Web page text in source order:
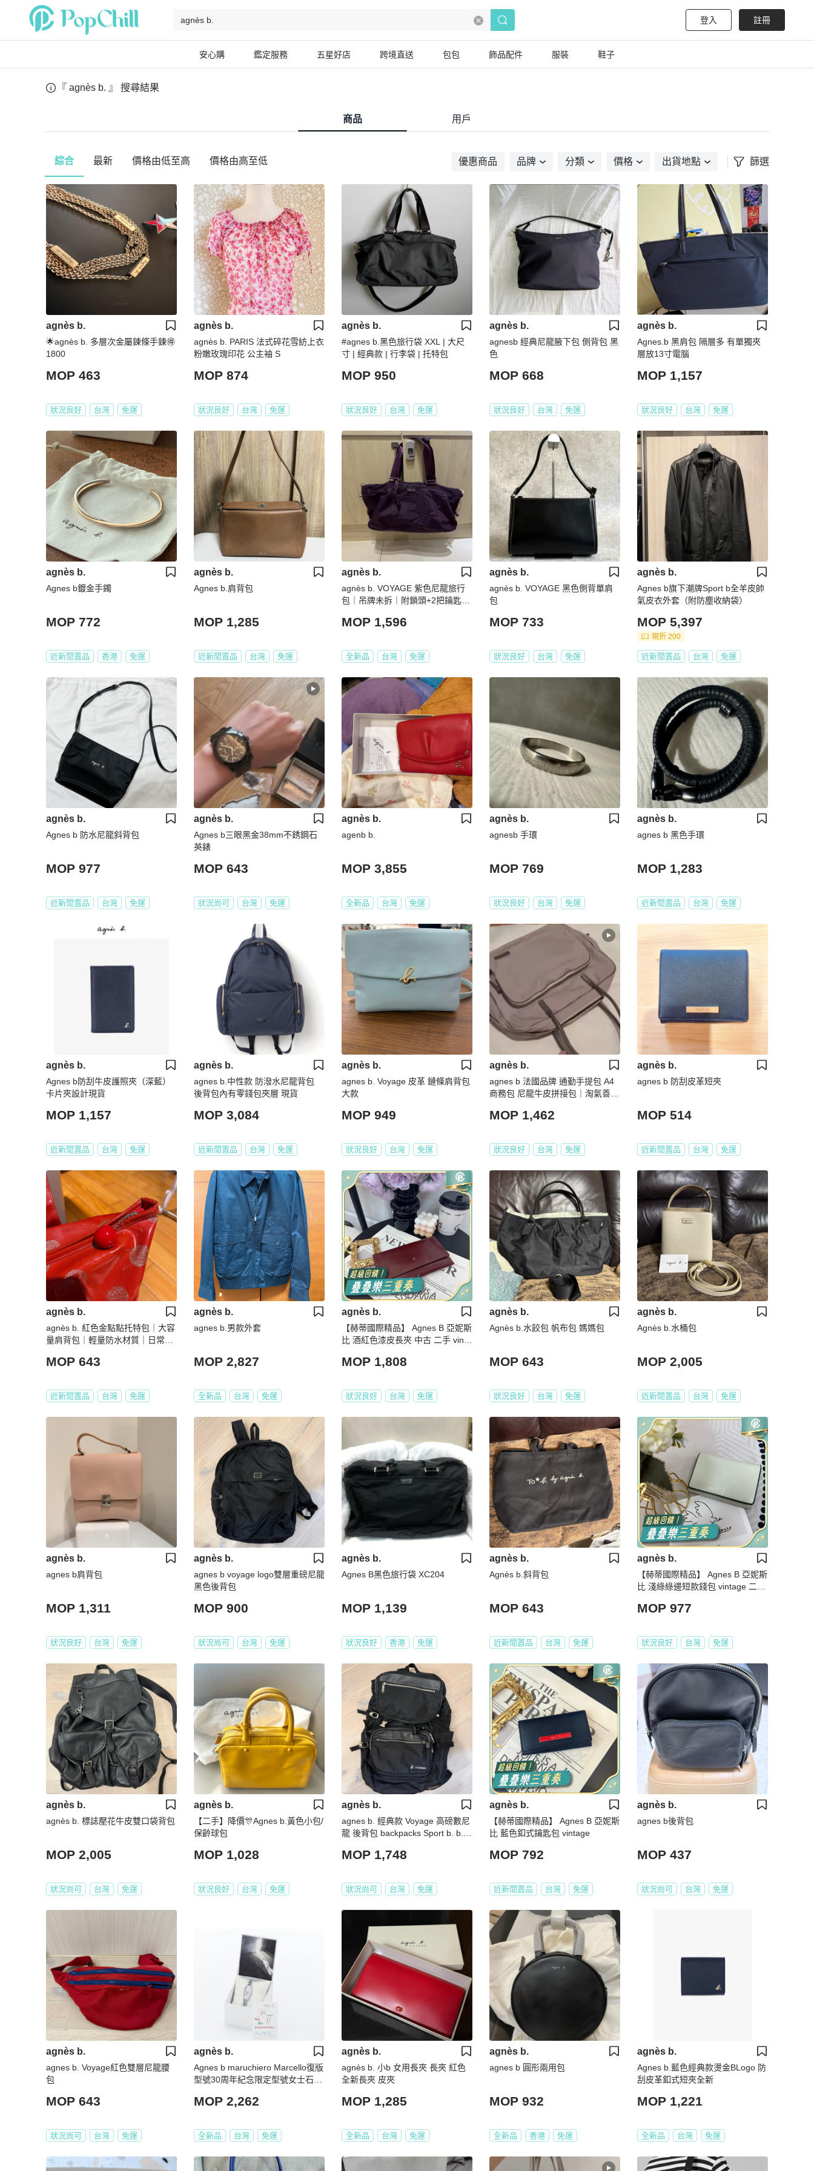
登入 註冊
安心購 鑑定服務 五星好店 跨境直送 包包 飾品配件 服裝 鞋子
『 agnès b. 』 搜尋結果
商品 用戶
綜合 最新 價格由低至高 價格由高至低 優惠商品 品牌 分類 價格 出貨地點 篩選
agnès b.
🌟agnès b. 多層次金屬鍊條手鍊🉐
1800
MOP 463
狀況良好 台灣 免運
agnès b.
agnès b. PARIS 法式碎花雪紡上衣
粉嫩玫瑰印花 公主袖 S
MOP 874
狀況良好 台灣 免運
agnès b.
#agnes b.黑色旅行袋 XXL | 大尺
寸 | 經典款 | 行李袋 | 托特包
MOP 950
狀況良好 台灣 免運
agnès b.
agnesb 經典尼龍腋下包 側背包 黑
色
MOP 668
狀況良好 台灣 免運
agnès b.
Agnes.b 黑肩包 隔層多 有單獨夾
層放13寸電腦
MOP 1,157
狀況良好 台灣 免運
agnès b.
Agnes b鍍金手鐲
MOP 772
近新閒置品 香港 免運
agnès b.
Agnes b.肩背包
MOP 1,285
近新閒置品 台灣 免運
agnès b.
agnès b. VOYAGE 紫色尼龍旅行
包｜吊牌未拆｜附鎖頭+2把鑰匙｜
MOP 1,596
全新品 台灣 免運
agnès b.
agnès b. VOYAGE 黑色側背單肩
包
MOP 733
狀況良好 台灣 免運
agnès b.
Agnes b旗下潮牌Sport b全羊皮帥
氣皮衣外套（附防塵收納袋）
MOP 5,397
現折 200
近新閒置品 台灣 免運
agnès b.
Agnes b 防水尼龍斜背包
MOP 977
近新閒置品 台灣 免運
agnès b.
Agnes b三眼黑金38mm不銹鋼石
英錶
MOP 643
狀況尚可 台灣 免運
agnès b.
agenb b.
MOP 3,855
全新品 台灣 免運
agnès b.
agnesb 手環
MOP 769
狀況良好 台灣 免運
agnès b.
agnes b 黑色手環
MOP 1,283
近新閒置品 台灣 免運
agnès b.
Agnes b防刮牛皮護照夾（深藍）
卡片夾設計現貨
MOP 1,157
近新閒置品 台灣 免運
agnès b.
agnes b.中性款 防潑水尼龍背包
後背包內有零錢包夾層 現貨
MOP 3,084
近新閒置品 台灣 免運
agnès b.
agnes b. Voyage 皮革 鏈條肩背包
大款
MOP 949
狀況良好 台灣 免運
agnès b.
agnes b 法國品牌 通勤手提包 A4
商務包 尼龍牛皮拼接包｜淘氣善
MOP 1,462
狀況良好 台灣 免運
agnès b.
agnes b 防刮皮革短夾
MOP 514
近新閒置品 台灣 免運
agnès b.
agnès b. 紅色金點點托特包｜大容
量肩背包｜輕量防水材質｜日常通
MOP 643
近新閒置品 台灣 免運
agnès b.
agnes b.男款外套
MOP 2,827
全新品 台灣 免運
agnès b.
【赫蒂國際精品】 Agnes B 亞妮斯
比 酒紅色漆皮長夾 中古 二手 vinta
MOP 1,808
狀況良好 台灣 免運
agnès b.
Agnès b.水餃包 帆布包 媽媽包
MOP 643
狀況良好 台灣 免運
agnès b.
Agnès b.水桶包
MOP 2,005
近新閒置品 台灣 免運
agnès b.
agnes b肩背包
MOP 1,311
狀況良好 台灣 免運
agnès b.
agnes b voyage logo雙層重磅尼龍
黑色後背包
MOP 900
狀況尚可 台灣 免運
agnès b.
Agnes B黑色旅行袋 XC204
MOP 1,139
狀況良好 香港 免運
agnès b.
Agnès b.斜背包
MOP 643
近新閒置品 台灣 免運
agnès b.
【赫蒂國際精品】 Agnes B 亞妮斯
比 淺綠綠邊短款錢包 vintage 二手
MOP 977
狀況良好 台灣 免運
agnès b.
agnès b. 標誌壓花牛皮雙口袋背包
MOP 2,005
狀況尚可 台灣 免運
agnès b.
【二手】降價🎊Agnes b.黃色小包/
保齡球包
MOP 1,028
狀況良好 台灣 免運
agnès b.
agnes b. 經典款 Voyage 高磅數尼
龍 後背包 backpacks Sport b. b. H
MOP 1,748
狀況尚可 台灣 免運
agnès b.
【赫蒂國際精品】 Agnes B 亞妮斯
比 藍色釦式鑰匙包 vintage
MOP 792
近新閒置品 台灣 免運
agnès b.
agnes b後背包
MOP 437
狀況尚可 台灣 免運
agnès b.
agnes b. Voyage紅色雙層尼龍腰
包
MOP 643
狀況尚可 台灣 免運
agnès b.
Agnes b maruchiero Marcello復版
型號30周年紀念限定型號女士石英
MOP 2,262
全新品 台灣 免運
agnès b.
agnès b. 小b 女用長夾 長夾 紅色
全新長夾 皮夾
MOP 1,285
全新品 台灣 免運
agnès b.
agnes b 圓形兩用包
MOP 932
全新品 香港 免運
agnès b.
Agnes b.藍色經典款燙金BLogo 防
刮皮革釦式短夾全新
MOP 1,221
全新品 台灣 免運